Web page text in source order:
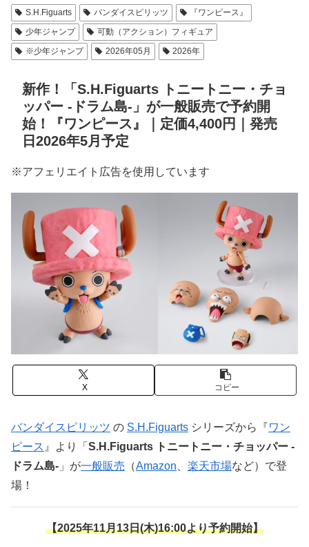
S.H.Figuarts バンダイスピリッツ
『ワンピース』
少年ジャンプ
可動（アクション）フィギュア
※少年ジャンプ
2026年05月 2026年
新作！「S.H.Figuarts トニートニー・チョ
ッパー -ドラム島-」が一般販売で予約開
始！『ワンピース』｜定価4,400円｜発売
日2026年5月予定
※アフェリエイト広告を使用しています
X コピー
バンダイスピリッツ の S.H.Figuarts シリーズから『ワン
ピース 』より「 S.H.Figuarts トニートニー・チョッパー -
ドラム島- 」が一般販売 （Amazon 楽天市場など）で登
場！
【2025年11月13日(木)16:00より予約開始】